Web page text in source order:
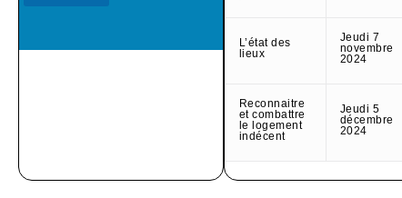
L’état des
lieux
Jeudi 7
novembre
2024
Reconnaitre
et combattre
le logement
indécent
Jeudi 5
décembre
2024